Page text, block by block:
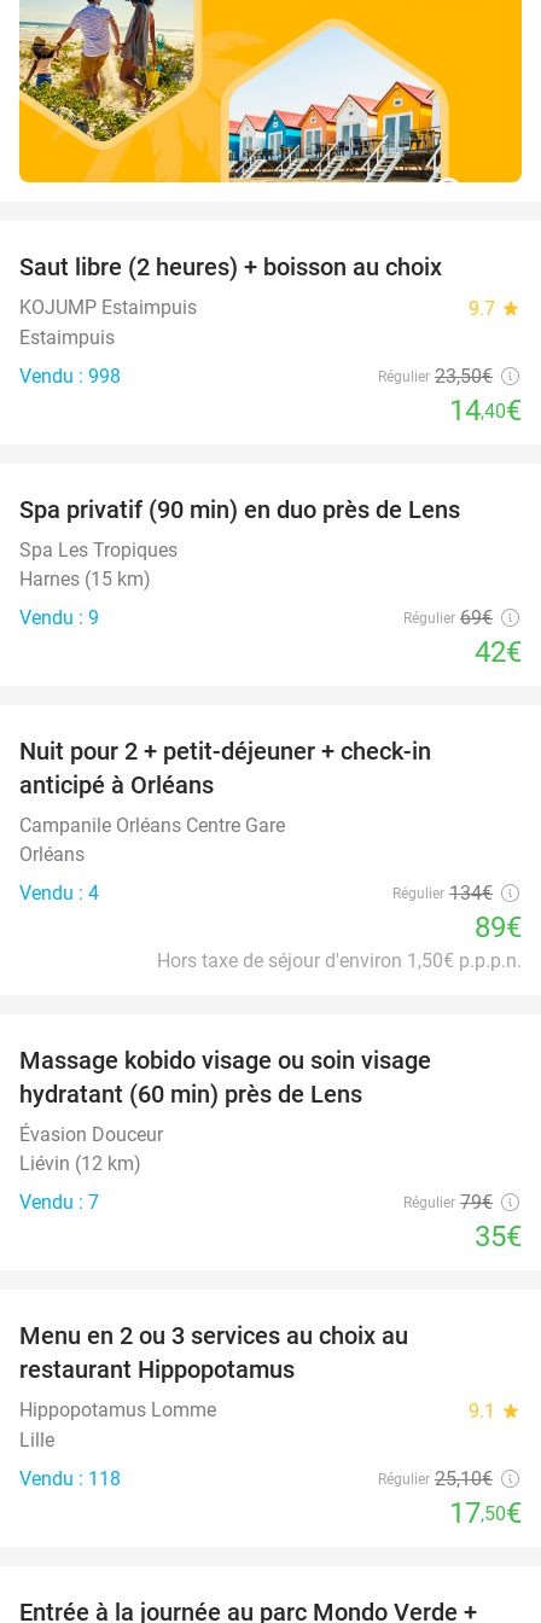
Saut libre (2 heures) + boisson au choix
KOJUMP Estaimpuis 9.7 star
Estaimpuis
Vendu : 998
Régulier 23,50€
14,40€
Spa privatif (90 min) en duo près de Lens
Spa Les Tropiques
Harnes (15 km)
Vendu : 9
Régulier 69€
42€
Nuit pour 2 + petit-déjeuner + check-in
anticipé à Orléans
Campanile Orléans Centre Gare
Orléans
Vendu : 4
Régulier 134€
89€
Hors taxe de séjour d'environ 1,50€ p.p.p.n.
Massage kobido visage ou soin visage
hydratant (60 min) près de Lens
Évasion Douceur
Liévin (12 km)
Vendu : 7
Régulier 79€
35€
Menu en 2 ou 3 services au choix au
restaurant Hippopotamus
Hippopotamus Lomme 9.1 star
Lille
Vendu : 118
Régulier 25,10€
17,50€
Entrée à la journée au parc Mondo Verde +